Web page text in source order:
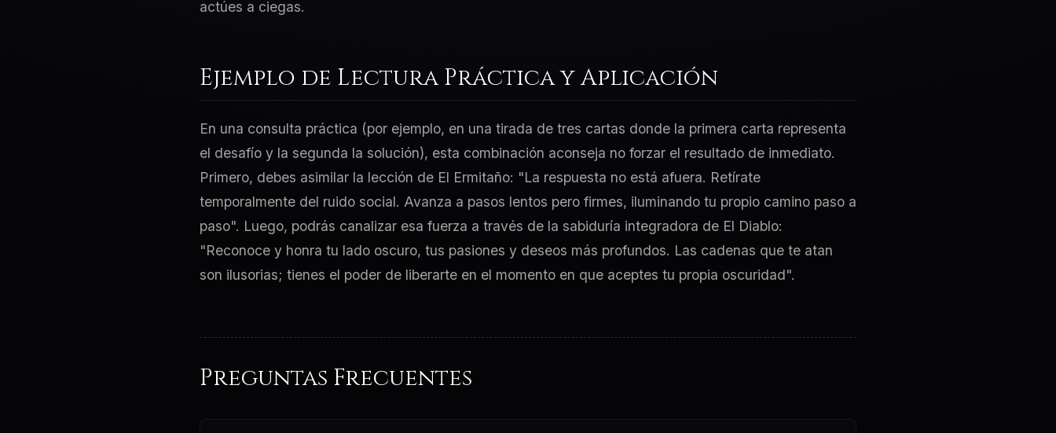
actúes a ciegas.
Ejemplo de Lectura Práctica y Aplicación
En una consulta práctica (por ejemplo, en una tirada de tres cartas donde la primera carta representa
el desafío y la segunda la solución), esta combinación aconseja no forzar el resultado de inmediato.
Primero, debes asimilar la lección de El Ermitaño: "La respuesta no está afuera. Retírate
temporalmente del ruido social. Avanza a pasos lentos pero firmes, iluminando tu propio camino paso a
paso". Luego, podrás canalizar esa fuerza a través de la sabiduría integradora de El Diablo:
"Reconoce y honra tu lado oscuro, tus pasiones y deseos más profundos. Las cadenas que te atan
son ilusorias; tienes el poder de liberarte en el momento en que aceptes tu propia oscuridad".
Preguntas Frecuentes